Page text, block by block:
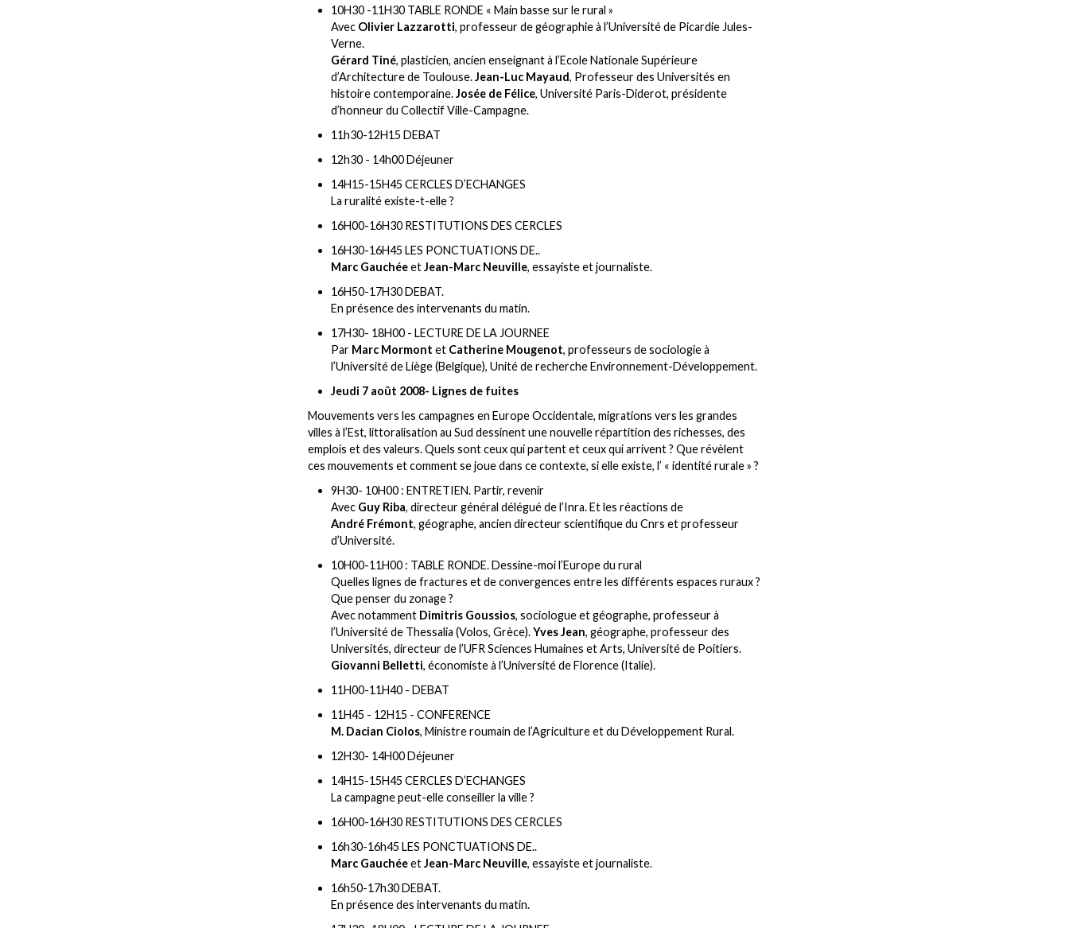
10H30 -11H30 TABLE RONDE « Main basse sur le rural »
Avec Olivier Lazzarotti, professeur de géographie à l’Université de Picardie Jules-
Verne.
Gérard Tiné, plasticien, ancien enseignant à l’Ecole Nationale Supérieure
d’Architecture de Toulouse.Jean-Luc Mayaud, Professeur des Universités en
histoire contemporaine.Josée de Félice, Université Paris-Diderot, présidente
d’honneur du Collectif Ville-Campagne.
11h30-12H15 DEBAT
12h30 - 14h00 Déjeuner
14H15-15H45 CERCLES D’ECHANGES
La ruralité existe-t-elle ?
16H00-16H30 RESTITUTIONS DES CERCLES
16H30-16H45 LES PONCTUATIONS DE..
Marc GauchéeetJean-Marc Neuville, essayiste et journaliste.
16H50-17H30 DEBAT.
En présence des intervenants du matin.
17H30- 18H00 - LECTURE DE LA JOURNEE
Par Marc Mormont et Catherine Mougenot, professeurs de sociologie à
l’Université de Liège (Belgique), Unité de recherche Environnement-Développement.
Jeudi 7 août 2008- Lignes de fuites
Mouvements vers les campagnes en Europe Occidentale, migrations vers les grandes
villes à l’Est, littoralisation au Sud dessinent une nouvelle répartition des richesses, des
emplois et des valeurs. Quels sont ceux qui partent et ceux qui arrivent ? Que révèlent
ces mouvements et comment se joue dans ce contexte, si elle existe, l’ « identité rurale » ?
9H30- 10H00 : ENTRETIEN. Partir, revenir
Avec Guy Riba, directeur général délégué de l’Inra. Et les réactions de
André Frémont, géographe, ancien directeur scientifique du Cnrs et professeur
d’Université.
10H00-11H00 : TABLE RONDE. Dessine-moi l’Europe du rural
Quelles lignes de fractures et de convergences entre les différents espaces ruraux ?
Que penser du zonage ?
Avec notamment Dimitris Goussios, sociologue et géographe, professeur à
l’Université de Thessalia (Volos, Grèce).Yves Jean, géographe, professeur des
Universités, directeur de l’UFR Sciences Humaines et Arts, Université de Poitiers.
Giovanni Belletti, économiste à l’Université de Florence (Italie).
11H00-11H40 - DEBAT
11H45 - 12H15 - CONFERENCE
M. Dacian Ciolos, Ministre roumain de l’Agriculture et du Développement Rural.
12H30- 14H00 Déjeuner
14H15-15H45 CERCLES D’ECHANGES
La campagne peut-elle conseiller la ville ?
16H00-16H30 RESTITUTIONS DES CERCLES
16h30-16h45 LES PONCTUATIONS DE..
Marc GauchéeetJean-Marc Neuville, essayiste et journaliste.
16h50-17h30 DEBAT.
En présence des intervenants du matin.